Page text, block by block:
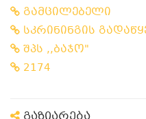
გამცილებელი
სკრინინგის
შპს ,,ბაჯო"
2174